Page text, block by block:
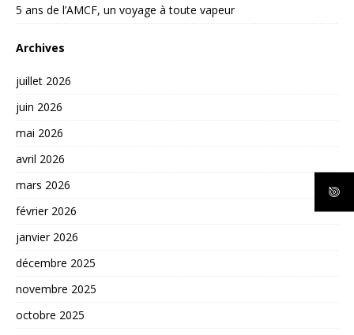
5 ans de l’AMCF, un voyage à toute vapeur
Archives
juillet 2026
juin 2026
mai 2026
avril 2026
mars 2026
février 2026
janvier 2026
décembre 2025
novembre 2025
octobre 2025